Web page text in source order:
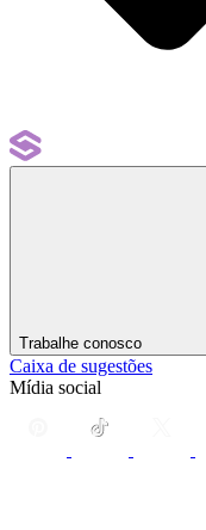
Trabalhe conosco
Caixa de sugestões
Mídia social